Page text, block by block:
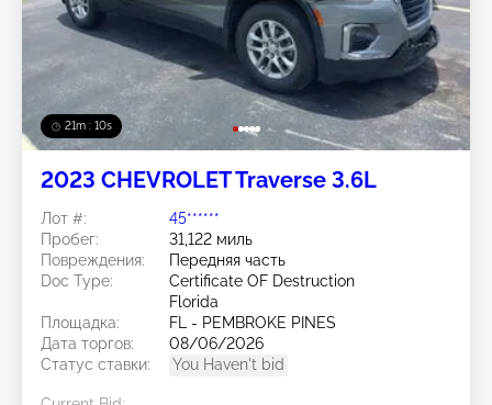
21m : 07s
2023 CHEVROLET Traverse 3.6L
Лот #:
45******
Пробег:
31,122 миль
Повреждения:
Передняя часть
Doc Type:
Certificate OF Destruction
Florida
Площадка:
FL - PEMBROKE PINES
Дата торгов:
08/06/2026
Статус ставки:
You Haven't bid